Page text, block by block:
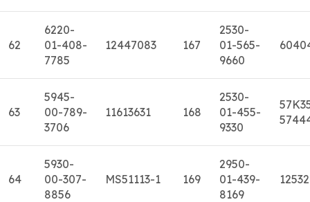
62
6220-
01-408-
7785
12447083 167
2530-
01-565-
9660
63
5945-
00-789-
3706
11613631 168
2530-
01-455-
9330
64
5930-
00-307-
8856
MS51113-1 169
2950-
01-439-
8169